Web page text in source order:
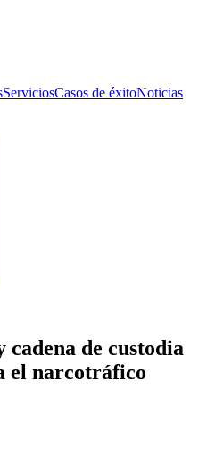
ServiciosCasos de éxitoNoticias
cadena de custodia
el narcotráfico